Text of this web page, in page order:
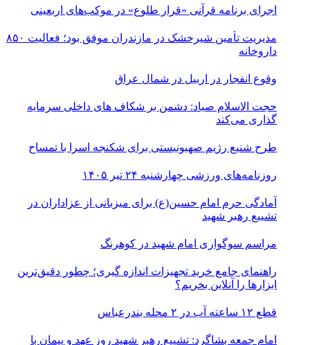
اجرای برنامه قرآنی «قرار طلوع» در موکب‌های اربعینی
مدیریت تأمین شیرخشک در مازندران موفق بود؛ فعالیت ۸۵۰
داروخانه
وقوع انفجار در اربیل در شمال عراق
حجت الاسلام صیاد: دشمن بر شکاف‌ های داخلی سرمایه‌
گذاری می‌کند
طرح شنیع رژیم صهیونیستی برای شکنجه اسرا با تمساح
روزنامه‌های ورزشی چهارشنبه ۲۴ تیر ۱۴۰۵
آمادگی حرم امام حسین(ع) برای میزبانی از عزاداران در
تشییع رهبر شهید
مراسم سوگواری امام شهید در کوهرنگ
راهنمای جامع خرید تجهیزات اندازه گیری؛ چطور دقیق‌ترین
ابزارها را آنلاین بخریم؟
قطع ۱۲ ساعته آب در ۲ محله بندرعباس
امام جمعه بشاگرد: تشییع رهبر شهید روز عهد و پیمان با